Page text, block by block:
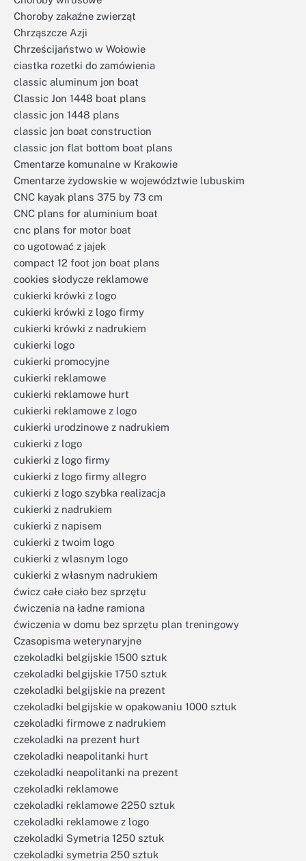
Choroby zakaźne zwierząt
Chrząszcze Azji
Chrześcijaństwo w Wołowie
ciastka rozetki do zamówienia
classic aluminum jon boat
Classic Jon 1448 boat plans
classic jon 1448 plans
classic jon boat construction
classic jon flat bottom boat plans
Cmentarze komunalne w Krakowie
Cmentarze żydowskie w województwie lubuskim
CNC kayak plans 375 by 73 cm
CNC plans for aluminium boat
cnc plans for motor boat
co ugotować z jajek
compact 12 foot jon boat plans
cookies słodycze reklamowe
cukierki krówki z logo
cukierki krówki z logo firmy
cukierki krówki z nadrukiem
cukierki logo
cukierki promocyjne
cukierki reklamowe
cukierki reklamowe hurt
cukierki reklamowe z logo
cukierki urodzinowe z nadrukiem
cukierki z logo
cukierki z logo firmy
cukierki z logo firmy allegro
cukierki z logo szybka realizacja
cukierki z nadrukiem
cukierki z napisem
cukierki z twoim logo
cukierki z wlasnym logo
cukierki z własnym nadrukiem
ćwicz całe ciało bez sprzętu
ćwiczenia na ładne ramiona
ćwiczenia w domu bez sprzętu plan treningowy
Czasopisma weterynaryjne
czekoladki belgijskie 1500 sztuk
czekoladki belgijskie 1750 sztuk
czekoladki belgijskie na prezent
czekoladki belgijskie w opakowaniu 1000 sztuk
czekoladki firmowe z nadrukiem
czekoladki na prezent hurt
czekoladki neapolitanki hurt
czekoladki neapolitanki na prezent
czekoladki reklamowe
czekoladki reklamowe 2250 sztuk
czekoladki reklamowe z logo
czekoladki Symetria 1250 sztuk
czekoladki symetria 250 sztuk